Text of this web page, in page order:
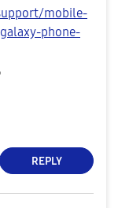
mobile-
phone-
REPLY